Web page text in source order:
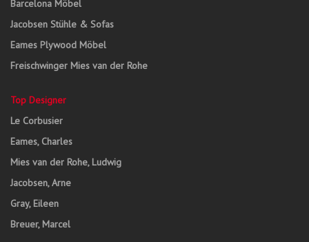
Barcelona Möbel
Jacobsen Stühle & Sofas
Eames Plywood Möbel
Freischwinger Mies van der Rohe
Top Designer
Le Corbusier
Eames, Charles
Mies van der Rohe, Ludwig
Jacobsen, Arne
Gray, Eileen
Breuer, Marcel